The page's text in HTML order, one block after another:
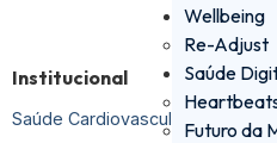
Wellbeing
Re-Adjust
Saúde
Futuro da
Institucional
Saúde Cardiovascular